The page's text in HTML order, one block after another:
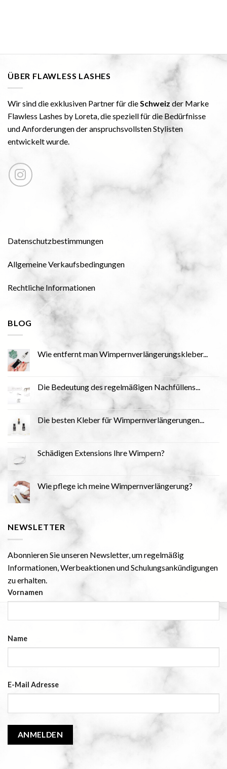
ÜBER FLAWLESS LASHES
Wir sind die exklusiven Partner für dieSchweiz der Marke
Flawless Lashes by Loreta, die speziell für die Bedürfnisse
und Anforderungen der anspruchsvollsten Stylisten
entwickelt wurde.
Datenschutzbestimmungen
Allgemeine Verkaufsbedingungen
Rechtliche Informationen
BLOG
Wie entfernt man Wimpernverlängerungskleber...
Die Bedeutung des regelmäßigen Nachfüllens...
Die besten Kleber für Wimpernverlängerungen...
Schädigen Extensions Ihre Wimpern?
Wie pflege ich meine Wimpernverlängerung?
NEWSLETTER
Abonnieren Sie unseren Newsletter, um regelmäßig
Informationen, Werbeaktionen und Schulungsankündigungen
zu erhalten.
Vornamen
Name
E-Mail Adresse